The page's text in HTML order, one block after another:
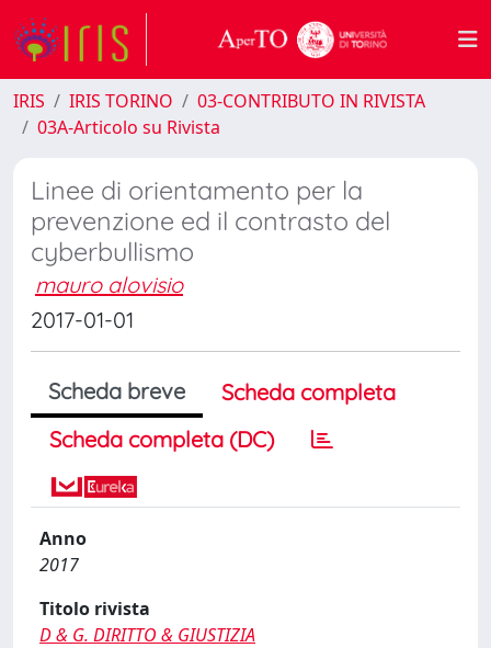
IRIS IRIS TORINO
03-CONTRIBUTO IN RIVISTA
03A-Articolo su Rivista
Linee di orientamento per la
prevenzione ed il contrasto del
cyberbullismo
mauro alovisio
2017-01-01
Scheda breve
Scheda completa
Scheda completa (DC)
Anno
2017
Titolo rivista
D & G. DIRITTO & GIUSTIZIA